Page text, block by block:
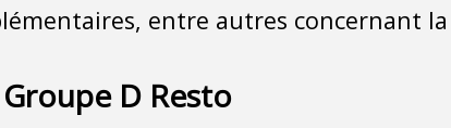
entre autres concernant
D Resto